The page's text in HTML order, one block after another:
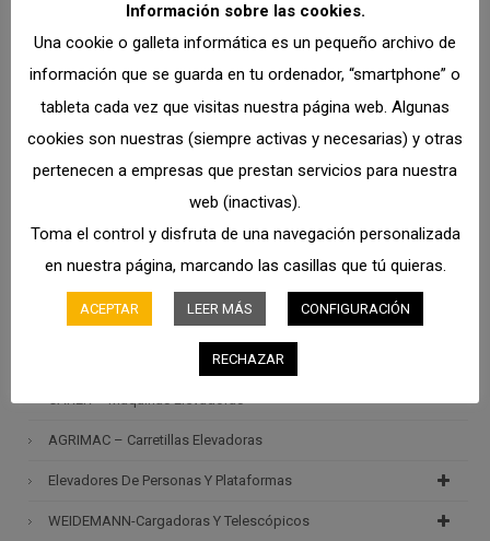
YALE – Carretillas Elevadoras Y Transpaletas
MERLO – Manipuladores Telescópicos
RCM – Barredoras Y Fregadoras Industriales
Otra Maquinaria Especializada
Barredoras MACRO
Sistemas De Seguridad
COYNCO – Aspiradores Industriales
CARER – Maquinas Elevadoras
AGRIMAC – Carretillas Elevadoras
Elevadores De Personas Y Plataformas
WEIDEMANN-Cargadoras Y Telescópicos
Información sobre las cookies.
Una cookie o galleta informática es un pequeño archivo de
información que se guarda en tu ordenador, “smartphone” o
tableta cada vez que visitas nuestra página web. Algunas
cookies son nuestras (siempre activas y necesarias) y otras
pertenecen a empresas que prestan servicios para nuestra
web (inactivas).
Toma el control y disfruta de una navegación personalizada
en nuestra página, marcando las casillas que tú quieras.
ACEPTAR LEER MÁS CONFIGURACIÓN
RECHAZAR